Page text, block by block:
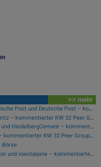
>> mehr
FedEx Corp und TNT Express vs. Österreichische Post und Deutsche Post – kommentierter KW 32 Peer Group Watch Post
Mayr-Melnhof und Palfinger vs. RHI und Andritz – kommentierter KW 32 Peer Group Watch Zykliker Österreich
Saint Gobain und Wienerberger vs. Bilfinger und HeidelbergCement – kommentierter KW 32 Peer Group Watch Bau & Baustoffe
Henkel und 3M vs. Unilever und Beiersdorf – kommentierter KW 32 Peer Group Watch Konsumgüter
Börse
ArcelorMittal und ThyssenKrupp vs. Salzgitter und voestalpine – kommentierter KW 32 Peer Group Watch Stahl